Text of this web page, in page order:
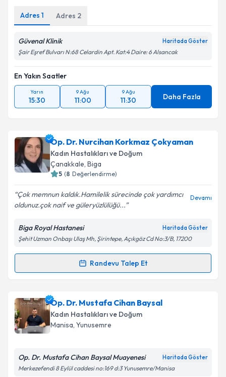
Adres 1 Adres 2
Güvenal Klinik Haritada Göster
Şair Eşref Bulvarı N:68 Celardin Apt. Kat:4 Daire: 6 Alsancak
En Yakın Saatler
Yarın
15:30
9 Ağu
11:00
9 Ağu
11:30 Daha Fazla
Op. Dr. Nurcihan Korkmaz Çokyaman
Kadın Hastalıkları ve Doğum
Çanakkale, Biga
5 (8 Değerlendirme)
Çok memnun kaldık.Hamilelik sürecinde çok yardımcı
oldunuz.çok naif ve güleryüzlülüğü...
Devamı
Biga Royal Hastanesi Haritada Göster
Şehit Uzman Onbaşı Ulaş Mh, Şirintepe, Açıkgöz Cd No:3/B, 17200
Randevu Talep Et
Randevu Takvimi Talebi
Op. Dr. Nurcihan Korkmaz Çokyaman
takvimi talebi oluşturun. Size bu uzmandan randevu
almanız için bir takvim hazırlandığında e-posta ile
bilgilendireceğiz.
E-posta Adresiniz
Op. Dr. Mustafa Cihan Baysal
Kadın Hastalıkları ve Doğum
Manisa, Yunusemre
Op. Dr. Mustafa Cihan Baysal Muayenesi Haritada Göster
Merkezefendi 8 Eylül caddesi no:169 d:3 Yunusemre/Manisa